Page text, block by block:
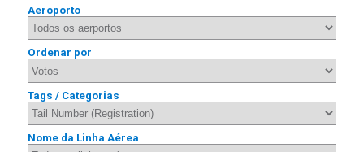
Aeroporto
Ordenar por
Tags / Categorias
Nome da Linha Aérea